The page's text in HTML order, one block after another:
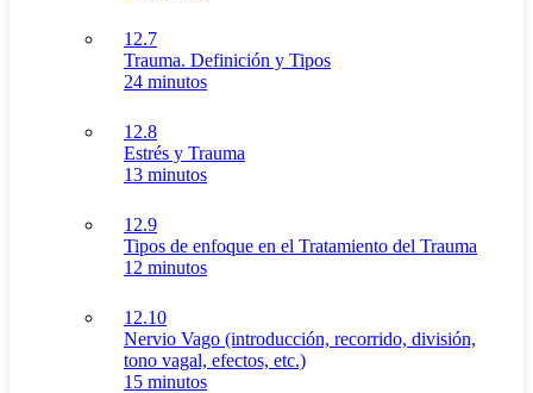
12.7
Trauma. Definición y Tipos
24 minutos
12.8
Estrés y Trauma
13 minutos
12.9
Tipos de enfoque en el Tratamiento del Trauma
12 minutos
12.10
Nervio Vago (introducción, recorrido, división,
tono vagal, efectos, etc.)
15 minutos